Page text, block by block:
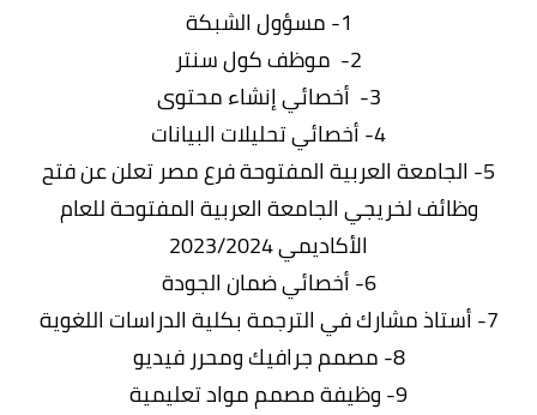
1- مسؤول الشبكة
2- موظف كول سنتر
3- أخصائي إنشاء محتوى
4- أخصائي تحليلات البيانات
5- الجامعة العربية المفتوحة فرع مصر تعلن عن فتح
وظائف لخريجي الجامعة العربية المفتوحة للعام
الأكاديمي 2023/2024
6- أخصائي ضمان الجودة
7- أستاذ مشارك في الترجمة بكلية الدراسات اللغوية
8- مصمم جرافيك ومحرر فيديو
9- وظيفة مصمم مواد تعليم​ية